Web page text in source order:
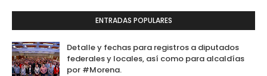
ENTRADAS POPULARES
Detalle y fechas para registros a diputados
federales y locales, así como para alcaldías
por #Morena.